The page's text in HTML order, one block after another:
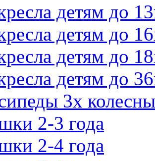
детям до
детям до
детям до
детям до
3х
2-3 года
2-4 года